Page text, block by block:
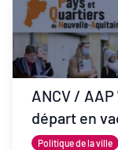
ANCV /
départ en
Victimes de
Politique de la ville